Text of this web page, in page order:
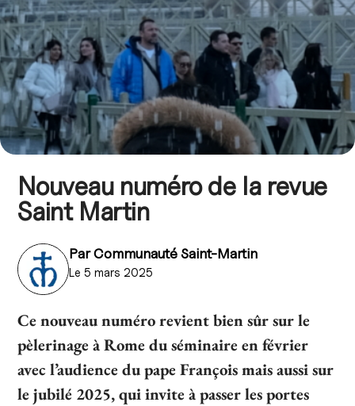
Nouveau numéro de la revue
Saint Martin
ParCommunauté Saint-Martin
Le 5 mars 2025
Ce nouveau numéro revient bien sûr sur le
pèlerinage à Rome du séminaire en février
avec l’audience du pape François mais aussi sur
le jubilé 2025, qui invite à passer les portes